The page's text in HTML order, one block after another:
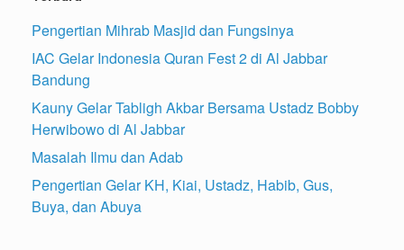
Pengertian Mihrab Masjid dan Fungsinya
IAC Gelar Indonesia Quran Fest 2 di Al Jabbar
Bandung
Kauny Gelar Tabligh Akbar Bersama Ustadz Bobby
Herwibowo di Al Jabbar
Masalah Ilmu dan Adab
Pengertian Gelar KH, Kiai, Ustadz, Habib, Gus,
Buya, dan Abuya